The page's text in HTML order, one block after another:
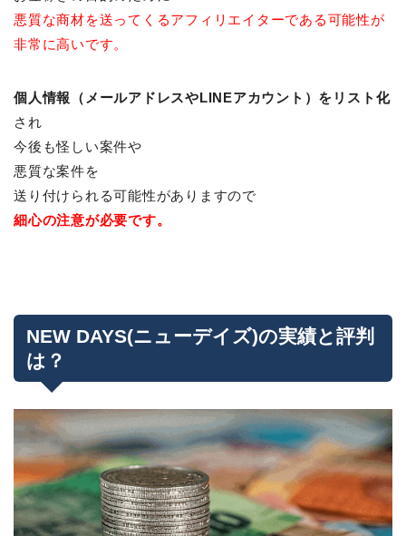
悪質な商材を送ってくるアフィリエイターである可能性が
非常に高いです。
個人情報（メールアドレスやLINEアカウント）をリスト化
され
今後も怪しい案件や
悪質な案件を
送り付けられる可能性がありますので
細心の注意が必要です。
NEW DAYS(ニューデイズ)の実績と評判
は？